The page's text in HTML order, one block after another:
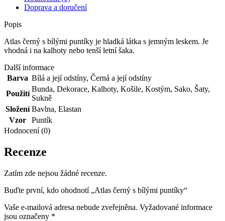
Doprava a doručení
Popis
Atlas černý s bílými puntíky je hladká látka s jemným leskem. Je
vhodná i na kalhoty nebo tenší letní šaka.
Další informace
Barva Bílá a její odstíny, Černá a její odstíny
Použití
Bunda, Dekorace, Kalhoty, Košile, Kostým, Sako, Šaty,
Sukně
Složení Bavlna, Elastan
Vzor
Puntík
Hodnocení (0)
Recenze
Zatím zde nejsou žádné recenze.
Buďte první, kdo ohodnotí „Atlas černý s bílými puntíky“
Vaše e-mailová adresa nebude zveřejněna. Vyžadované informace
jsou označeny *